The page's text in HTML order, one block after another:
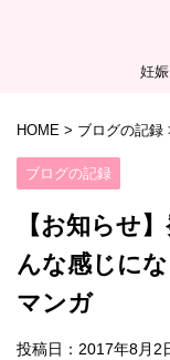
妊
HOME > ブログの記録
ブログの記録
【お知らせ
んな感じに
マンガ
投稿日：2017年8月2